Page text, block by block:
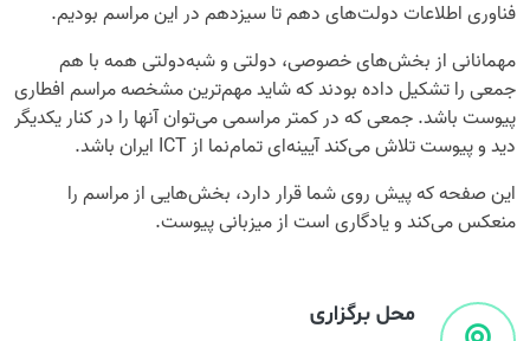
فناوری اطلاعات دولت‌های دهم تا سیزدهم در این مراسم بودیم.
مهمانانی از بخش‌های خصوصی، دولتی و شبه‌دولتی همه با هم
جمعی را تشکیل داده بودند که شاید مهم‌ترین مشخصه مراسم افطاری
پیوست باشد. جمعی که در کمتر مراسمی می‌توان آنها را در کنار یکدیگر
دید و پیوست تلاش می‌کند آیینه‌ای تمام‌نما از ICT ایران باشد.
این صفحه که پیش روی شما قرار دارد، بخش‌هایی از مراسم را
منعکس می‌کند و یادگاری است از میزبانی پیوست.
محل برگزاری